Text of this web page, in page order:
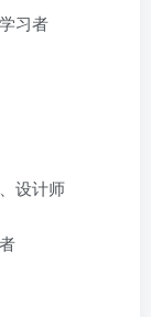
习者
设计师